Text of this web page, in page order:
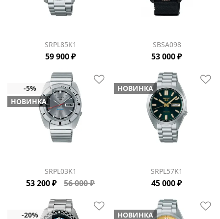
SRPL85K1
59 900 ₽
SBSA098
53 000 ₽
НОВИНКА
SRPL03K1
53 200 ₽ 56 000 ₽
НОВИНКА
SRPL57K1
45 000 ₽
НОВИНКА